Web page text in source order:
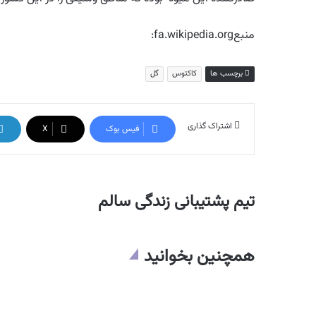
منبعfa.wikipedia.org:
برچسب ها کاکتوس گل
اشتراک گذاری فیس بوک X
تیم پشتیبانی زندگی سالم
همچنین بخوانید